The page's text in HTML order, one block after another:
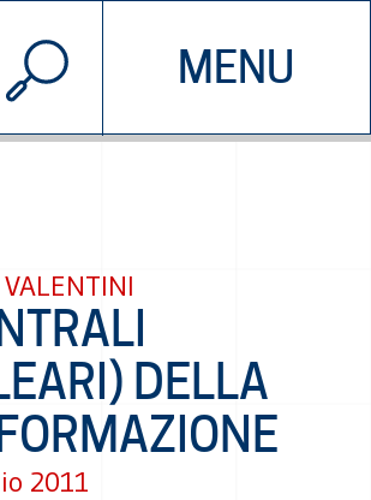
MENU
CHI SIAMO
© 2026 EDDYBURG
DELLA
2011